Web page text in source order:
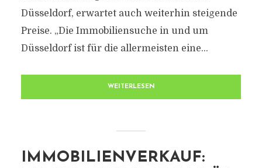
Düsseldorf, erwartet auch weiterhin steigende
Preise. „Die Immobiliensuche in und um
Düsseldorf ist für die allermeisten eine...
WEITERLESEN
IMMOBILIENVERKAUF: